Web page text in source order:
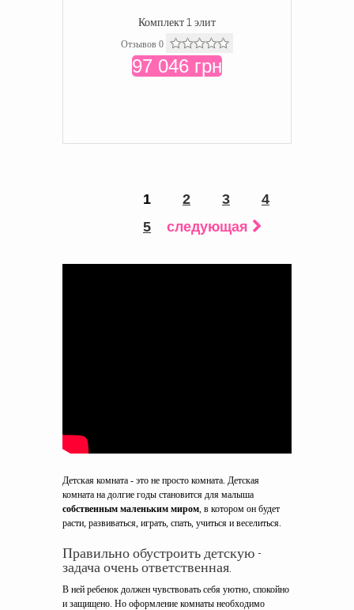
Комплект 1 элит
Отзывов 0
97 046 грн
1 2 3
4
5
следующая
Детская комната - это не просто комната. Детская
комната на долгие годы становится для малыша
собственным маленьким миром, в котором он будет
расти, развиваться, играть, спать, учиться и веселиться.
Правильно обустроить детскую -
задача очень ответственная.
В ней ребенок должен чувствовать себя уютно, спокойно
и защищено. Но оформление комнаты необходимо